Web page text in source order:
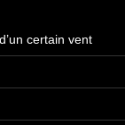
certain vent